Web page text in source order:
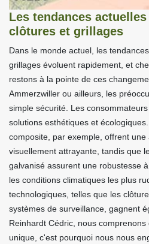
Les tendances
clôtures et grillages
Dans le monde actuel, les
grillages évoluent rapidement, et
restons à la pointe de ces
Ammerzwiller ou ailleurs, les
simple sécurité. Les
solutions esthétiques et
composite, par exemple, offrent
visuellement attrayante, tandis que
galvanisé assurent une robustesse
les conditions climatiques les plus
technologiques, telles que les
systèmes de surveillance, gagnent
Reinhardt Cédric, nous
unique, c'est pourquoi nous nous